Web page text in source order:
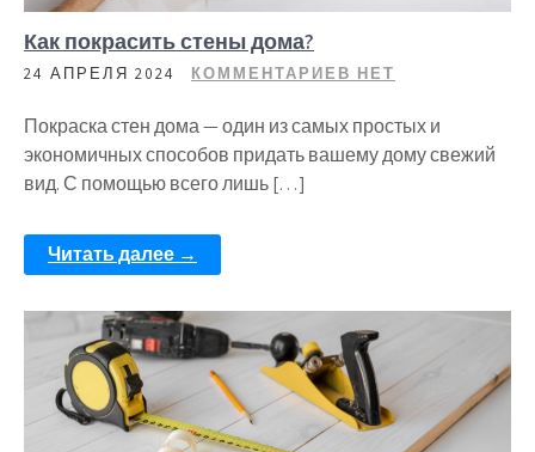
Как покрасить стены дома?
24 АПРЕЛЯ 2024 КОММЕНТАРИЕВ НЕТ
Покраска стен дома — один из самых простых и
экономичных способов придать вашему дому свежий
вид. С помощью всего лишь […]
Читать далее →